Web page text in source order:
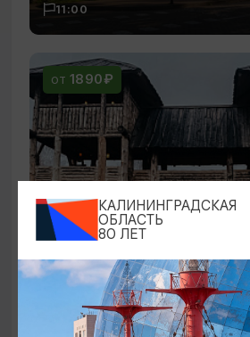
11:00
ОТ 1890₽
Путешествие в
Шаакен и деревню
КАЛИНИНГРАДСКАЯ
ОБЛАСТЬ
80 ЛЕТ